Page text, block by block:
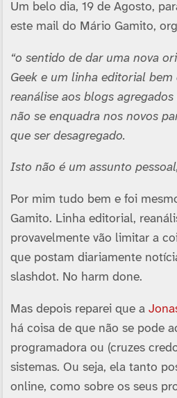
Um belo dia, 19 de Agosto,
este mail do Mário Gamito,
“o sentido de dar uma nova
Geek e um linha editorial
reanálise aos blogs
não se enquadra nos novos
que ser desagregado.
Isto não é um assunto
Por mim tudo bem e foi
Gamito. Linha editorial,
provavelmente vão limitar a
que postam diariamente
slashdot. No harm done.
Mas depois reparei que a
há coisa de que não se pode
programadora ou (cruzes
sistemas. Ou seja, ela tanto
online, como sobre os seus